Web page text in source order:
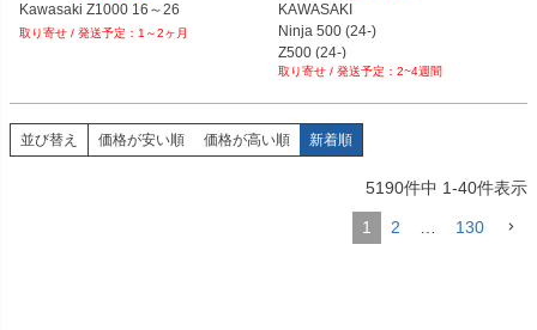
Kawasaki Z1000 16～26
1～2ヶ月
KAWASAKI
Ninja 500 (24-)
Z500 (24-)
2~4週間
並び替え 価格が安い順 価格が高い順 新着順
5190件中 1-40件表示
1 2 … 130